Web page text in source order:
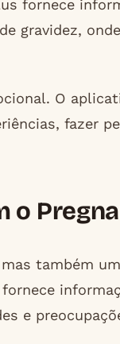
fornece
gravidez,
O
fazer
o
também
e